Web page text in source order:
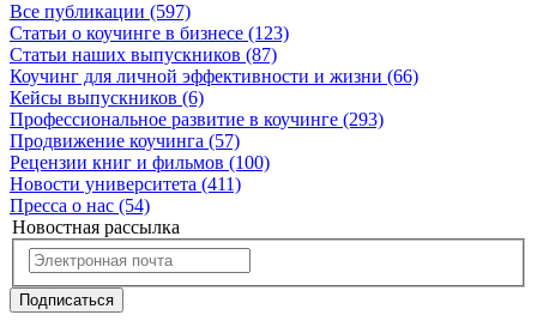
Все публикации (597)
Статьи о коучинге в бизнесе (123)
Статьи наших выпускников (87)
Коучинг для личной эффективности и жизни (66)
Кейсы выпускников (6)
Профессиональное развитие в коучинге (293)
Продвижение коучинга (57)
Рецензии книг и фильмов (100)
Новости университета (411)
Пресса о нас (54)
Новостная рассылка
Подписаться